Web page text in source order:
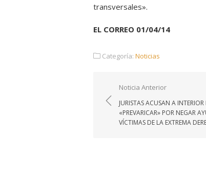
transversales».
EL CORREO 01/04/14
Categoría: Noticias
Navegación
de
entradas
Noticia Anterior
JURISTAS ACUSAN A INTERIOR
«PREVARICAR» POR NEGAR
VÍCTIMAS DE LA EXTREMA